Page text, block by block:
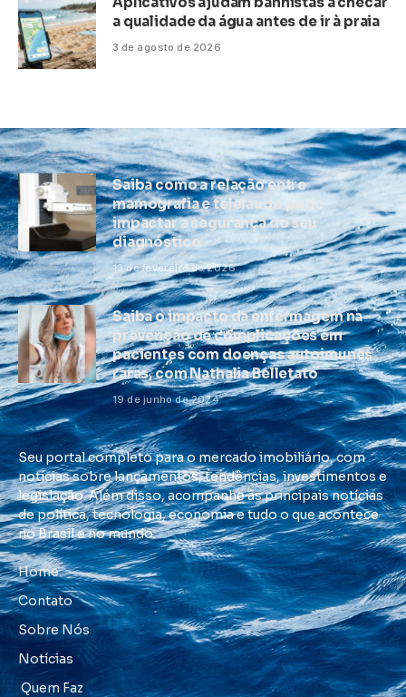
a qualidade da água antes de ir à praia
3 de agosto de 2026
Saiba como a relação entre
mamografia e telelaudo pode
impactar a segurança do seu
diagnóstico
13 de fevereiro de 2026
Saiba o impacto da enfermagem na
prevenção de complicações em
pacientes com doenças autoimunes
raras, com Nathalia Belletato
19 de junho de 2024
Seu portal completo para o mercado imobiliário, com
notícias sobre lançamentos, tendências, investimentos e
legislação. Além disso, acompanhe as principais notícias
de política, tecnologia, economia e tudo o que acontece
no Brasil e no mundo.
Home
Contato
Sobre Nós
Notícias
Quem Faz